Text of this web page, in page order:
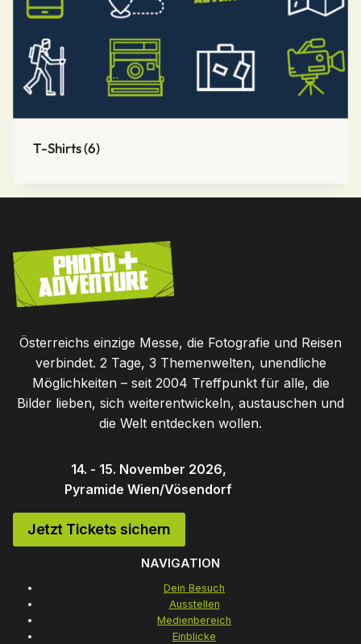
T-Shirts(6)
Österreichs einzige Messe, die Fotografie und Reisen
verbindet. 2 Tage, 3 Themenwelten, unendliche
Möglichkeiten – seit 2004 Treffpunkt für alle, die
Bilder lieben, sich weiterentwickeln, austauschen und
die Welt entdecken wollen.
14. - 15. November 2026,
Pyramide Wien/Vösendorf
Jetzt Tickets sichern
NAVIGATION
Dein Besuch
Ausstellen
Medienbereich
Einblicke